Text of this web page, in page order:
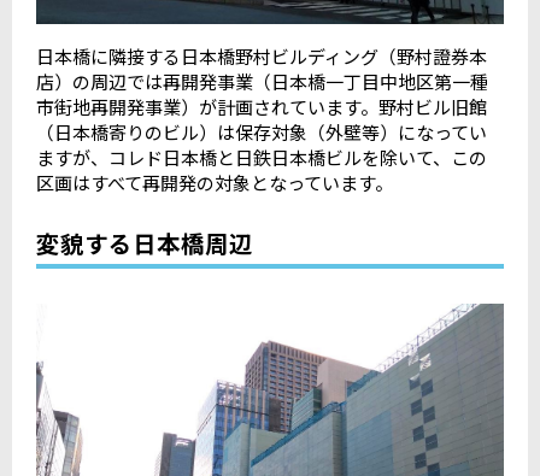
日本橋に隣接する日本橋野村ビルディング（野村證券本
店）の周辺では再開発事業（日本橋一丁目中地区第一種
市街地再開発事業）が計画されています。野村ビル旧館
（日本橋寄りのビル）は保存対象（外壁等）になってい
ますが、コレド日本橋と日鉄日本橋ビルを除いて、この
区画はすべて再開発の対象となっています。
変貌する日本橋周辺